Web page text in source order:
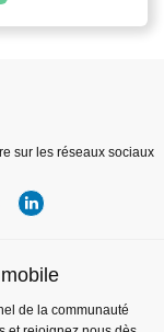
sur les réseaux sociaux
de la communauté